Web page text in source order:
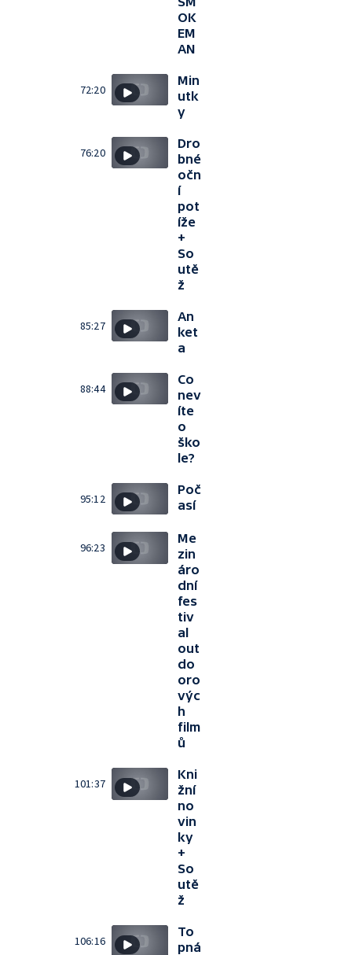
OK
EM
AN
72:20
Min
utk
y
76:20
Dro
bné
očn
í
pot
íže
+
So
utě
ž
85:27
An
ket
a
88:44
Co
nev
íte
o
ško
le?
95:12
Poč
así
96:23
Me
zin
áro
dní
fes
tiv
al
out
do
oro
výc
h
film
ů
101:37
Kni
žní
no
vin
ky
+
So
utě
ž
106:16
To
pná